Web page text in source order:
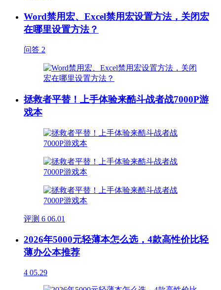
Word禁用宏、Excel禁用宏设置方法，关闭宏
在哪里设置方法？
问答 2
拯救者平替！上手体验来酷斗战者战7000P游
戏本
评测 6 06.01
2026年5000元轻薄本怎么选，4款高性价比轻
薄办公本推荐
4 05.29